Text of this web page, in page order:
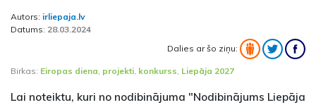
Autors: irliepaja.lv
Datums: 28.03.2024
Dalies ar šo ziņu:
Birkas: Eiropas diena, projekti, konkurss, Liepāja 2027
Lai noteiktu, kuri no nodibinājuma "Nodibinājums Liepāja